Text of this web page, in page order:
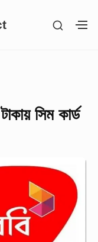
SHOW
সিম কার্ড